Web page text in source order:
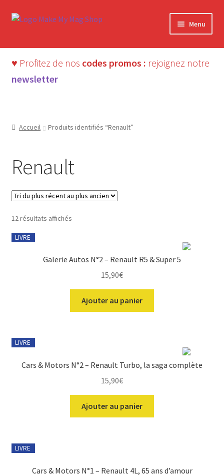
Aller
Aller
Menu
♥ Profitez de nos codes promos : rejoignez notre
newsletter
Accueil Produits identifiés “Renault”
Renault
12 résultats affichésTrié
au
LIVRE
Galerie Autos N°2 – Renault R5 & Super 5
15,90€
Ajouter au panier
LIVRE
Cars & Motors N°2 – Renault Turbo, la saga complète
15,90€
Ajouter au panier
LIVRE
Cars & Motors N°1 – Renault 4L, 65 ans d’amour